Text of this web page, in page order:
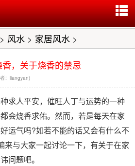
> 风水 > 家居风水 >
，关于烧香的禁忌
：liangyan)
人平安，催旺人丁与运势的一种
会烧香求佑。然而，若是每天在家
运气吗?如若不能的话又会有什么不
来与大家一起讨论一下，有关于在家
问题吧。